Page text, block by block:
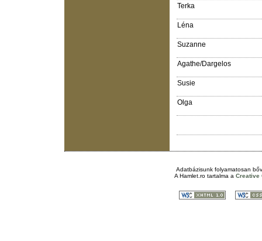
Terka
Léna
Suzanne
Agathe/Dargelos
Susie
Olga
Adatbázisunk folyamatosan
A Hamlet.ro tartalma a Creative